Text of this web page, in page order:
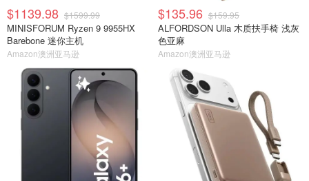
$1139.98 $1599.99
MINISFORUM Ryzen 9 9955HX
Barebone 迷你主机
Amazon澳洲亚马逊
$135.96 $159.95
ALFORDSON Ulla 木质扶手椅 浅灰
色亚麻
Amazon澳洲亚马逊